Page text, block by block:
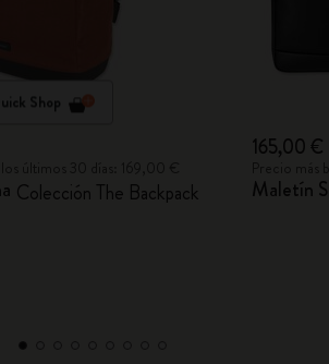
Shop
Colección The Backpack
165,00 €
Maletín